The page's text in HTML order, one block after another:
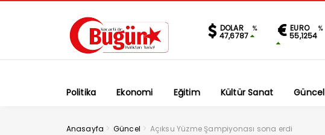
DOLAR %
47,6787
EURO %
55,1254
Politika Ekonomi Eğitim Kültür Sanat Güncel
Anasayfa > Güncel > Açıksu Yüzme Şampiyonası sona erdi